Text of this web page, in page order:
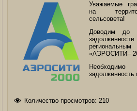
Уважаемые
на
сельсовета!
Доводим до
«АЭРОСИТИ–
задолженность
Количество просмотров: 210